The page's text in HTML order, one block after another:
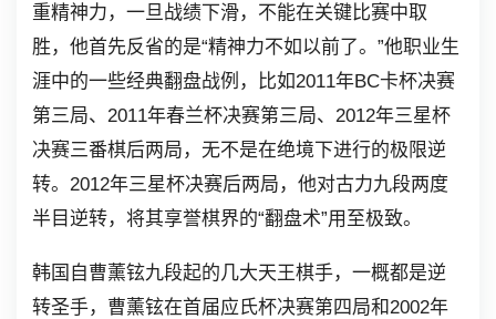
重精神力，一旦战绩下滑，不能在关键比赛中取
胜，他首先反省的是“精神力不如以前了。”他职业生
涯中的一些经典翻盘战例，比如2011年BC卡杯决赛
第三局、2011年春兰杯决赛第三局、2012年三星杯
决赛三番棋后两局，无不是在绝境下进行的极限逆
转。2012年三星杯决赛后两局，他对古力九段两度
半目逆转，将其享誉棋界的“翻盘术”用至极致。
韩国自曹薰铉九段起的几大天王棋手，一概都是逆
转圣手，曹薰铉在首届应氏杯决赛第四局和2002年